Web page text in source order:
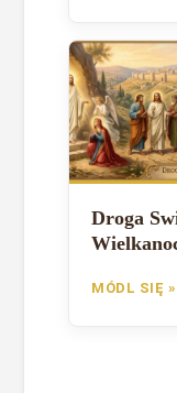
Droga
MÓDL SIĘ »